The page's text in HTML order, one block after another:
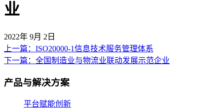
业
2022年 9月 2日
文
章
导
上一篇：ISO20000-1信息技术服务管理体系
下一篇：全国制造业与物流业联动发展示范企业
产品与解决方案
平台赋能创新